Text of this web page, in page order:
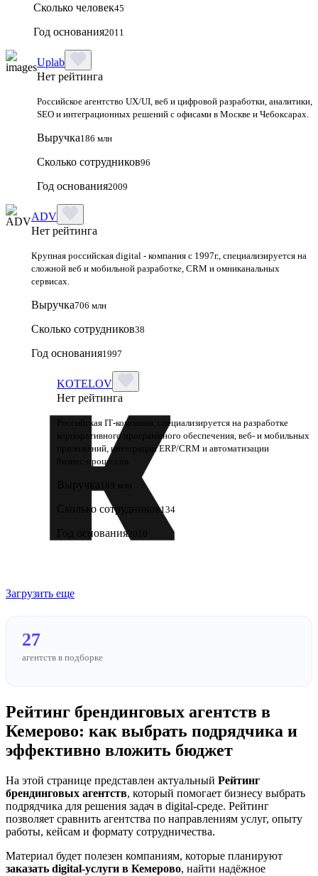
Сколько человек45
Год основания2011
Uplab
Нет рейтинга
Российское агентство UX/UI, веб и цифровой разработки, аналитики,
SEO и интеграционных решений с офисами в Москве и Чебоксарах.
Выручка186 млн
Сколько сотрудников96
Год основания2009
ADV
Нет рейтинга
Крупная российская digital - компания с 1997г., специализируется на
сложной веб и мобильной разработке, CRM и омниканальных
сервисах.
Выручка706 млн
Сколько сотрудников38
Год основания1997
KOTELOV
Нет рейтинга
Российская IT‑компания, специализируется на разработке
корпоративного программного обеспечения, веб‑ и мобильных
приложений, интеграции ERP/CRM и автоматизации
бизнес‑процессов.
Сколько сотрудников134
Год основания2010
Загрузить еще
27
агентств в подборке
Рейтинг брендинговых агентств в
Кемерово: как выбрать подрядчика и
эффективно вложить бюджет
На этой странице представлен актуальный Рейтинг
брендинговых агентств, который помогает бизнесу выбрать
подрядчика для решения задач в digital-среде. Рейтинг
позволяет сравнить агентства по направлениям услуг, опыту
работы, кейсам и формату сотрудничества.
Материал будет полезен компаниям, которые планируют
заказать digital-услуги в Кемерово, найти надёжное